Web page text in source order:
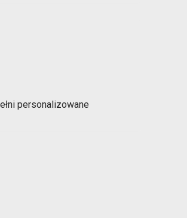
personalizowane